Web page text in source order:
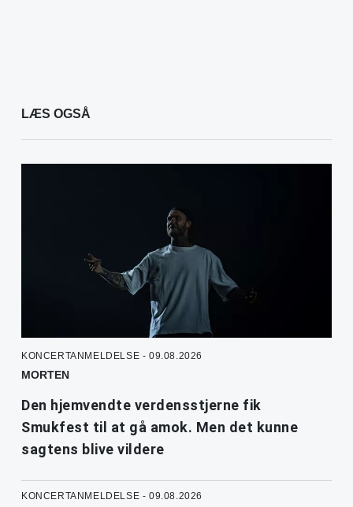
LÆS OGSÅ
KONCERTANMELDELSE - 09.08.2026
MORTEN
Den hjemvendte verdensstjerne fik
Smukfest til at gå amok. Men det kunne
sagtens blive vildere
KONCERTANMELDELSE - 09.08.2026